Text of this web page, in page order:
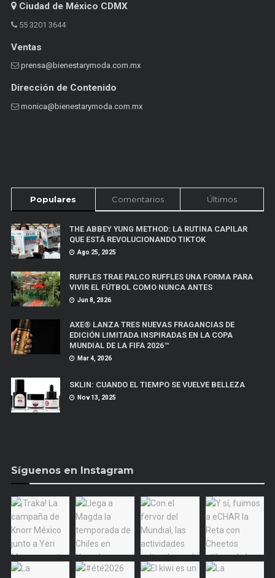
Ciudad de México CDMX
55 3201 3644
Ventas
prensa@bienestarymoda.com.mx
Dirección de Contenido
monica@bienestarymoda.com.mx
Populares Comentarios Últimos
THE ABBEY YUNG METHOD: LA RUTINA CAPILAR
QUE ESTÁ REVOLUCIONANDO TIKTOK
Ago 25, 2025
RUFFLES TRAE PALCO RUFFLES UNA FORMA PARA
VIVIR EL FÚTBOL COMO NUNCA ANTES
Jun 8, 2026
AXE® LANZA TRES NUEVAS FRAGANCIAS DE
EDICIÓN LIMITADA INSPIRADAS EN LA COPA
MUNDIAL DE LA FIFA 2026™
Mar 4, 2026
SKLIN: CUANDO EL TIEMPO SE VUELVE BELLEZA
Nov 13, 2025
Síguenos en Instagram